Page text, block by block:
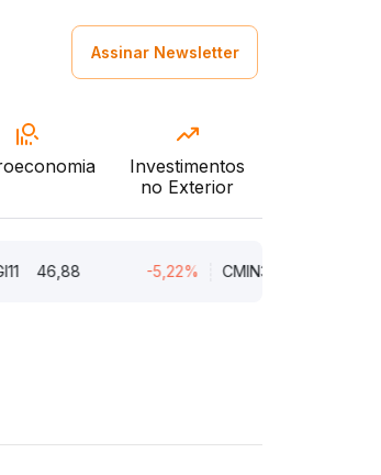
Assinar Newsletter
Investimentos
no Exterior
-5,22% CMIN3 5,45